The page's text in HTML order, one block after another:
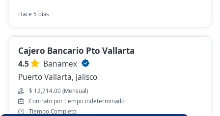
Hace 5 días
Cajero Bancario Pto Vallarta
4.5
Banamex
Puerto Vallarta, Jalisco
$ 12,714.00 (Mensual)
Contrato por tiempo indeterminado
Tiempo Completo